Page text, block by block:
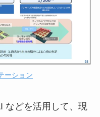
ーション
などを活用して、現